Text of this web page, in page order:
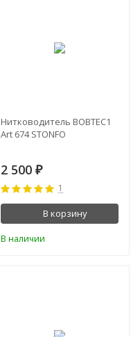
Нитководитель BOBTEC1
Art 674 STONFO
2 500 ₽
1
В корзину
В наличии